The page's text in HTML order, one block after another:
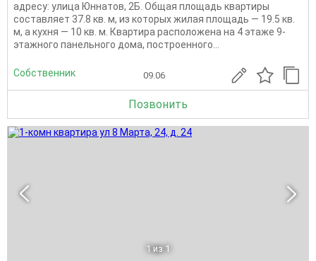
адресу: улица Юннатов, 2Б. Общая площадь квартиры
составляет 37.8 кв. м, из которых жилая площадь — 19.5 кв.
м, а кухня — 10 кв. м. Квартира расположена на 4 этаже 9-
этажного панельного дома, построенного...
Собственник 09.06
Позвонить
1 из 1